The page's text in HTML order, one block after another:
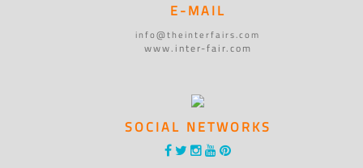
E-MAIL
info@theinterfairs.com
www.inter-fair.com
SOCIAL NETWORKS